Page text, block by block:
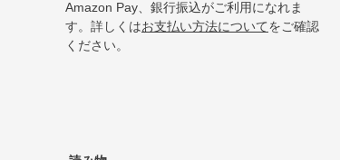
Amazon Pay、銀行振込がご利用になれま
す。詳しくはお支払い方法についてをご確認
ください。